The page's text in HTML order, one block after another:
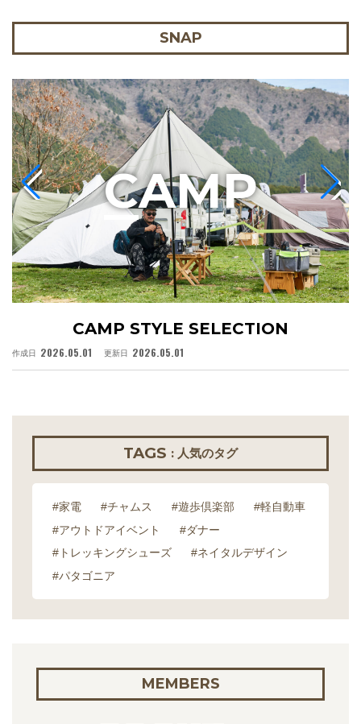
SNAP
CAMP STYLE SELECTION
作成日 2026.05.01 更新日 2026.05.01
CAMP
TAGS : 人気のタグ
#家電 #チャムス #遊歩倶楽部
#軽自動車
#アウトドアイベント
#ダナー
#トレッキングシューズ
#ネイタルデザイン
#パタゴニア
MEMBERS